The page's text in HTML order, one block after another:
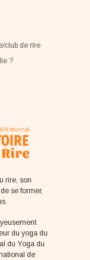
club de rire
?
rire, son
se former,
du yoga du
du Yoga du
de